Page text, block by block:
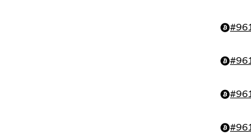
#
#
#
#